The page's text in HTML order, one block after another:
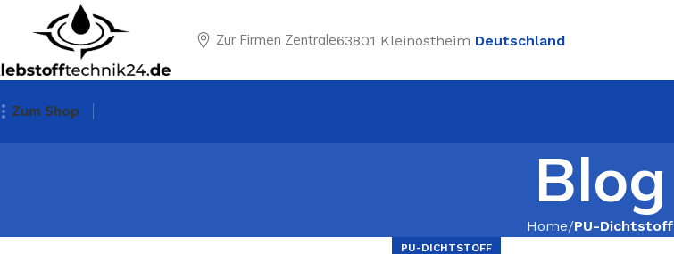
Zur Firmen Zentrale63801 Kleinostheim Deutschland
Zum Shop
Blog
Home PU-Dichtstoff
PU-DICHTSTOFF